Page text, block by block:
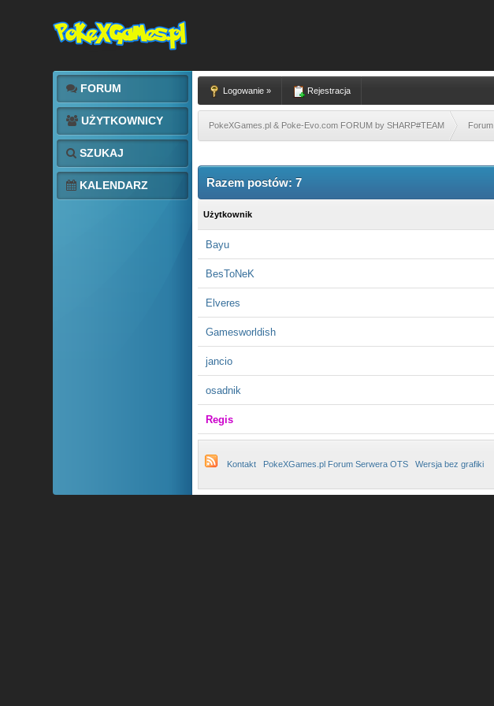
FORUM
UŻYTKOWNICY
SZUKAJ
KALENDARZ
Logowanie » Rejestracja
PokeXGames.pl & Poke-Evo.com FORUM by SHARP#TEAM Forum
Razem postów: 7
Użytkownik
Bayu
BesToNeK
Elveres
Gamesworldish
jancio
osadnik
Regis
Kontakt PokeXGames.pl Forum Serwera OTS Wersja bez grafiki